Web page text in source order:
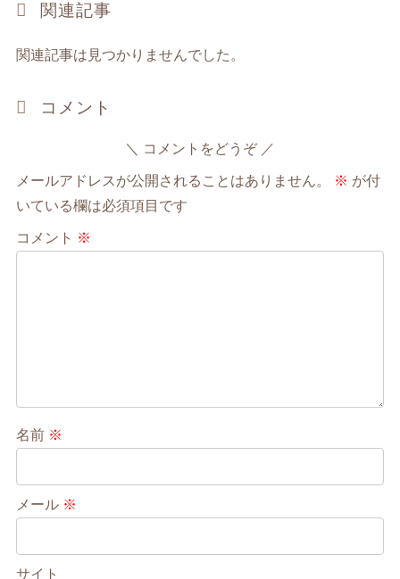
関連記事
関連記事は見つかりませんでした。
コメント
コメントをどうぞ
メールアドレスが公開されることはありません。 ※ が付
いている欄は必須項目です
コメント ※
名前 ※
メール ※
サイト